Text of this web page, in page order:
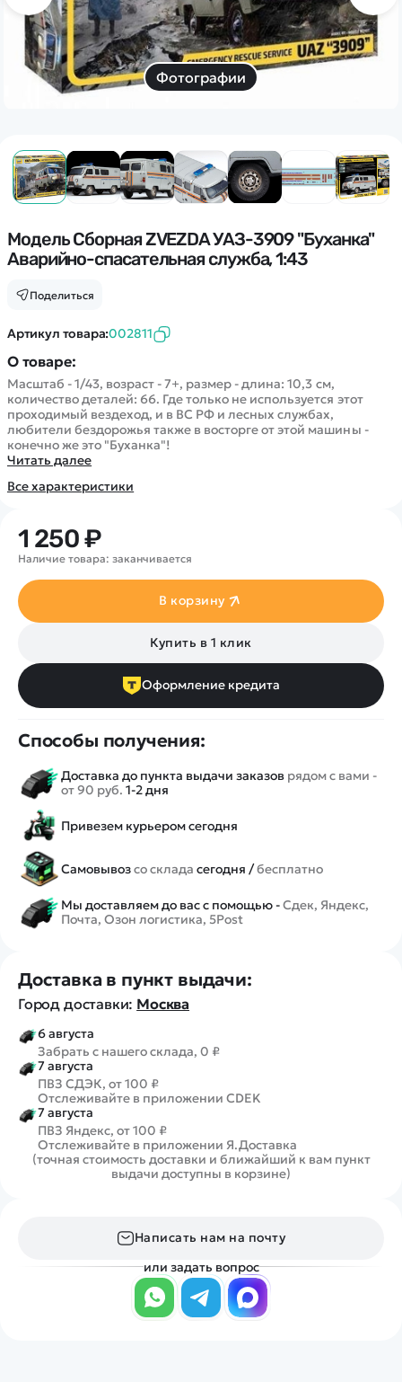
Фотографии
Модель Сборная ZVEZDA УАЗ-3909 "Буханка"
Аварийно-спасательная служба, 1:43
Поделиться
Артикул товара:002811
О товаре:
Масштаб - 1/43, возраст - 7+, размер - длина: 10,3 см,
количество деталей: 66. Где только не используется этот
проходимый вездеход, и в ВС РФ и лесных службах,
любители бездорожья также в восторге от этой машины -
конечно же это "Буханка"!
Читать далее
Все характеристики
1 250 ₽
Наличие товара: заканчивается
В корзину
Купить в 1 клик
Оформление кредита
Способы получения:
Доставка до пункта выдачи заказов рядом с вами -
от 90 руб. 1-2 дня
Привезем курьером сегодня
Самовывозсо склада сегодня /бесплатно
Мы доставляем до вас с помощью -Сдек, Яндекс,
Почта, Озон логистика, 5Post
Доставка в пункт выдачи:
Город доставки: Москва
6 августа
Забрать с нашего склада, 0 ₽
7 августа
ПВЗ СДЭК, от 100 ₽
Отслеживайте в приложении CDEK
7 августа
ПВЗ Яндекс, от 100 ₽
Отслеживайте в приложении Я.Доставка
(точная стоимость доставки и ближайший к вам пункт
выдачи доступны в корзине)
Написать нам на почту
или задать вопрос
Дополнительный способ связи
WhatsApp/Мобильный
Есть вопрос? Можем связаться с вами
Наши соцсети:
Каталог
Квадрокоптеры
Машинки
Танки
Вертолеты
Катера
Роботы
Самолеты
Детские электромобили
Спецтехника
Железные дороги
Конструкторы
Информация
Оптовые продажи
Блог
Статьи про беспилотники
Обзор квадрокоптеров
Аренда Квадрокоптеров
Покупателю
Контакты
Оплата и доставка
Помощь
Оплата на сайте